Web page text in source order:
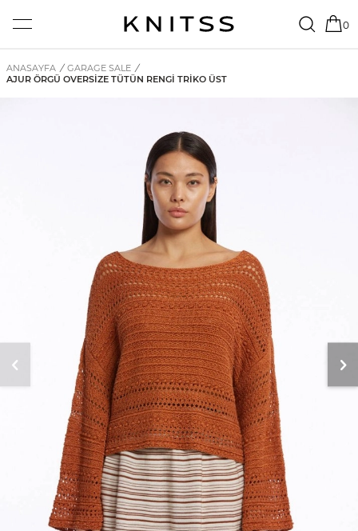
0
ANASAYFA / GARAGE SALE /
AJUR ÖRGÜ OVERSIZE TÜTÜN RENGI TRIKO ÜST